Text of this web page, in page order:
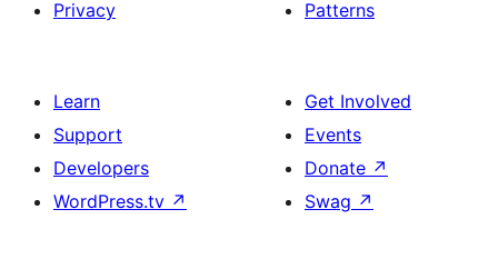
Privacy
Patterns
Learn
Support
Developers
WordPress.tv ↗
Get Involved
Events
Donate ↗
Swag ↗